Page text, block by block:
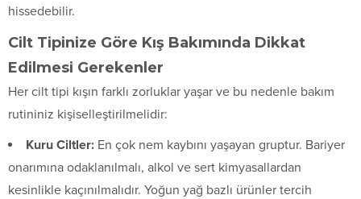
hissedebilir.
Cilt Tipinize Göre Kış Bakımında Dikkat
Edilmesi Gerekenler
Her cilt tipi kışın farklı zorluklar yaşar ve bu nedenle bakım
rutininiz kişiselleştirilmelidir:
Kuru Ciltler: En çok nem kaybını yaşayan gruptur. Bariyer
onarımına odaklanılmalı, alkol ve sert kimyasallardan
kesinlikle kaçınılmalıdır. Yoğun yağ bazlı ürünler tercih